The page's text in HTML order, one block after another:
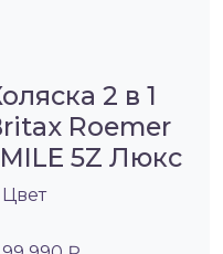
2 в 1
Roemer
5Z Люкс
Цвет